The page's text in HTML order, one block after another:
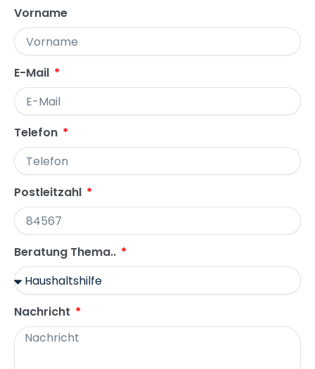
Vorname
E-Mail
Telefon
Postleitzahl
Beratung Thema..
Nachricht